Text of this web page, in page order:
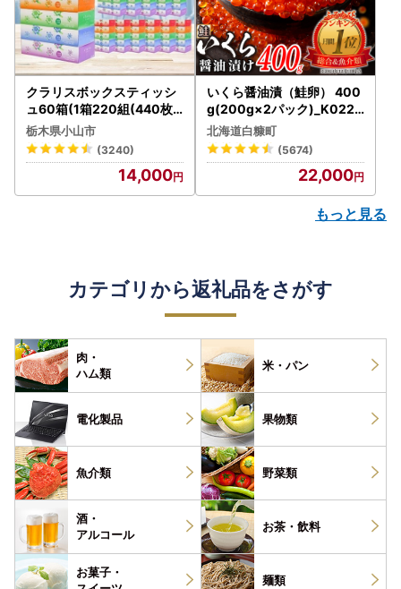
クラリスボックスティッシ
ュ60箱(1箱220組(440枚))
(5個入り×12セット)【配送
不可地域：離島・沖縄県】
【1256759】
栃木県小山市
(3240)
14,000
いくら醤油漬（鮭卵） 400
g(200g×2パック)_K022-
1676
北海道白糠町
(5674)
22,000
もっと見る
カテゴリから返礼品をさがす
肉・
ハム類
米・パン
電化製品 果物類
魚介類 野菜類
酒・
アルコール
お茶・ 飲料
お菓子・
麺類